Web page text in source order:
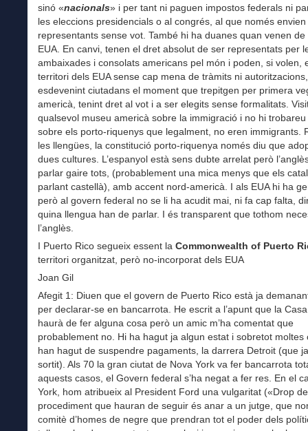
sinó «nacionals» i per tant ni paguen impostos federals ni
les eleccions presidencials o al congrés, al que només envien
representants sense vot. També hi ha duanes quan venen de
EUA. En canvi, tenen el dret absolut de ser representats per
ambaixades i consolats americans pel món i poden, si volen,
territori dels EUA sense cap mena de tràmits ni autoritzacions,
esdevenint ciutadans el moment que trepitgen per primera
americà, tenint dret al vot i a ser elegits sense formalitats.
qualsevol museu americà sobre la immigració i no hi
sobre els porto-riquenys que legalment, no eren immigrants.
les llengües, la constitució porto-riquenya només diu que
dues cultures. L’espanyol està sens dubte arrelat però
parlar gaire tots, (probablement una mica menys que els
parlant castellà), amb accent nord-americà. I als EUA hi ha
però al govern federal no se li ha acudit mai, ni fa cap falta,
quina llengua han de parlar. I és transparent que tothom
l’anglès.
I Puerto Rico segueix essent la Commonwealth of Puerto
territori organitzat, però no-incorporat dels EUA
Joan Gil
Afegit 1: Diuen que el govern de Puerto Rico està ja
per declarar-se en bancarrota. He escrit a l’apunt que la
haurà de fer alguna cosa però un amic m’ha comentat que
probablement no. Hi ha hagut ja algun estat i sobretot moltes
han hagut de suspendre pagaments, la darrera Detroit (que
sortit). Als 70 la gran ciutat de Nova York va fer bancarrota
aquests casos, el Govern federal s’ha negat a fer res. En el
York, hom atribueix al President Ford una vulgaritat («Drop
procediment que hauran de seguir és anar a un jutge, que
comitè d’homes de negre que prendran tot el poder dels